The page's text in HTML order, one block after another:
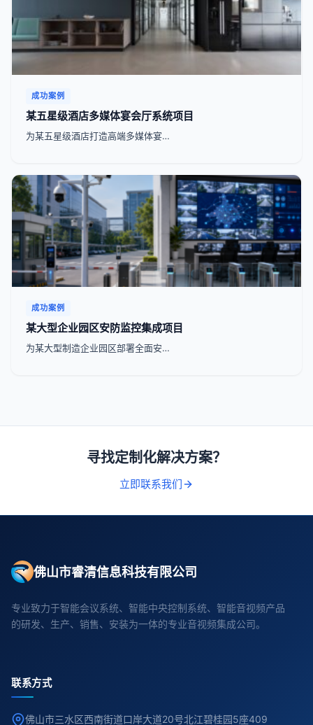
成功案例
某五星级酒店多媒体宴会厅系统项目
为某五星级酒店打造高端多媒体宴…
成功案例
某大型企业园区安防监控集成项目
为某大型制造企业园区部署全面安…
寻找定制化解决方案？
立即联系我们
佛山市睿清信息科技有限公司
专业致力于智能会议系统、智能中央控制系统、智能音视频产品
的研发、生产、销售、安装为一体的专业音视频集成公司。
联系方式
佛山市三水区西南街道口岸大道20号北江碧桂园5座409